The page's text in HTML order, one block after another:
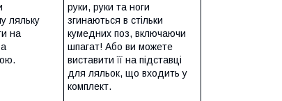
ляльку
на
руки, руки та ноги
згинаються в стільки
кумедних поз, включаючи
шпагат! Або ви можете
виставити її на підставці
для ляльок, що входить у
комплект.